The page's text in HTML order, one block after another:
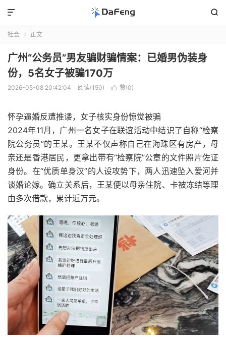


社会  正文
广州“公务员”男友骗财骗情案：已婚男伪装身
份，5名女子被骗170万
2026-05-08 20:42:04 阅读(150)  赞(0)
怀孕逼婚反遭推诿，女子核实身份惊觉被骗
2024年11月，广州一名女子在联谊活动中结识了自称“检察
院公务员”的王某。王某不仅声称自己在海珠区有房产，母
亲还是香港居民，更拿出带有“检察院”公章的文件照片佐证
身份。在“优质单身汉”的人设攻势下，两人迅速坠入爱河并
谈婚论嫁。确立关系后，王某便以母亲住院、卡被冻结等理
由多次借款，累计近万元。